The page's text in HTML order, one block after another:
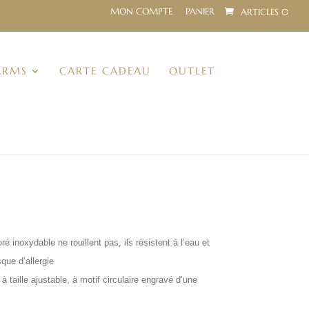
MON COMPTE PANIER ARTICLES 0
CARTE CADEAU OUTLET
:
inoxydable ne rouillent pas, ils résistent à l’eau et
d’allergie
taille ajustable, à motif circulaire engravé d’une